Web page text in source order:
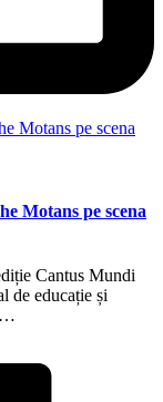
Motans pe scena
Cantus Mundi
de educație și